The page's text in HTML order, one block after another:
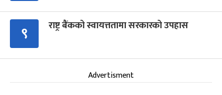
९ राष्ट्र बैंकको स्वायत्ततामा सरकारको उपहास
Advertisment